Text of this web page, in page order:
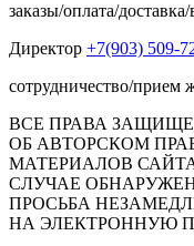
заказы/оплата/
Директор +7(903) 509-
сотрудничество/прием
ВСЕ ПРАВА
ОБ АВТОРСКОМ
МАТЕРИАЛОВ САЙТА
СЛУЧАЕ
ПРОСЬБА
НА ЭЛЕКТРОННУЮ